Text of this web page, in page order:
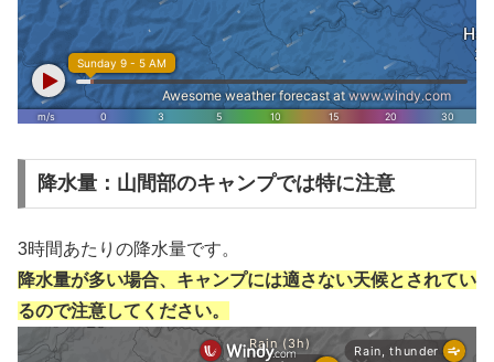
降水量：山間部のキャンプでは特に注意
3時間あたりの降水量です。
降水量が多い場合、キャンプには適さない天候とされてい
るので注意してください。